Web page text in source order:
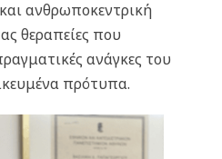
ανθρωποκεντρική
θεραπείες που
ανάγκες του
πρότυπα.